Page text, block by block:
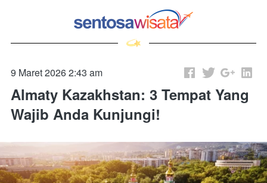
9 Maret 2026 2:43 am
Almaty Kazakhstan: 3 Tempat Yang
Wajib Anda Kunjungi!